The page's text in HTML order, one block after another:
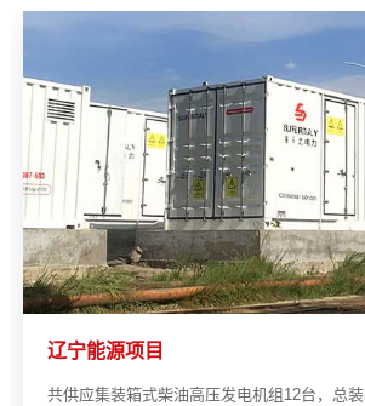
辽宁能源项目
共供应集装箱式柴油高压发电机组12台，总